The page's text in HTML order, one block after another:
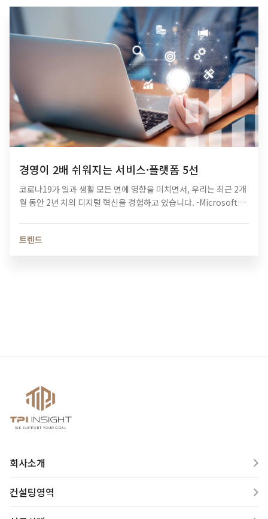
경영이 2배 쉬워지는 서비스·플랫폼 5선
코로나19가 일과 생활 모든 면에 영향을 미치면서, 우리는 최근 2개
월 동안 2년 치의 디지털 혁신을 경험하고 있습니다. -Microsoft
트렌드
회사소개
컨설팅영역